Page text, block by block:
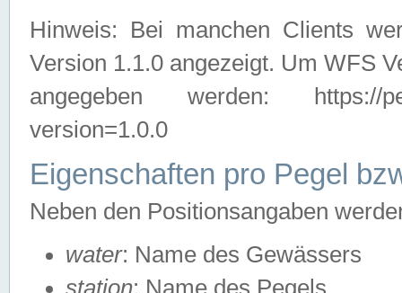
Hinweis: Bei manchen Clients
Version 1.1.0 angezeigt. Um WFS
angegeben werden: https://
version=1.0.0
Eigenschaften pro Pegel
Neben den Positionsangaben
water: Name des Gewässers
station: Name des Pegels